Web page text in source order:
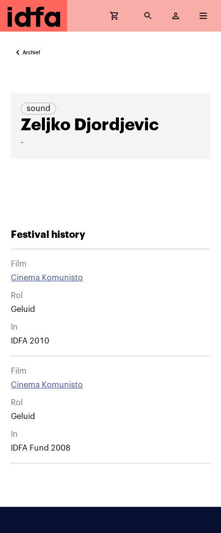
Archief
sound
Zeljko Djordjevic
-
Festival history
Film
Cinema Komunisto
Rol
Geluid
In
IDFA 2010
Film
Cinema Komunisto
Rol
Geluid
In
IDFA Fund 2008